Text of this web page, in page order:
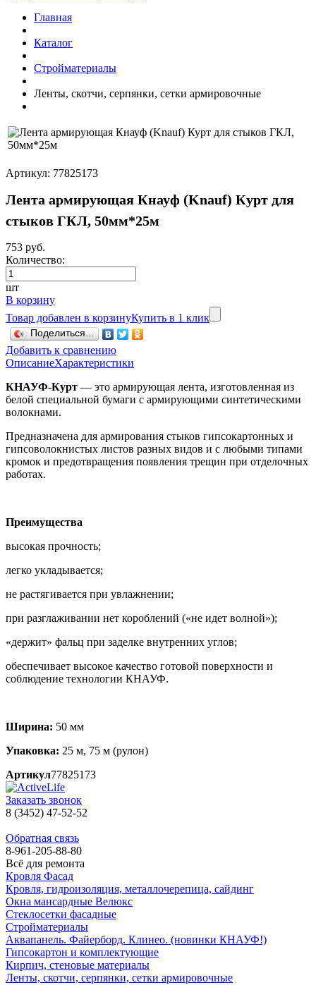
Главная
Каталог
Стройматериалы
Ленты, скотчи, серпянки, сетки армировочные
Артикул: 77825173
Лента армирующая Кнауф (Knauf) Курт для
стыков ГКЛ, 50мм*25м
753 руб.
Количество:
шт
В корзину
Товар добавлен в корзинуКупить в 1 клик
Поделиться...
Добавить к сравнению
ОписаниеХарактеристики
КНАУФ-Курт — это армирующая лента, изготовленная из
белой специальной бумаги с армирующими синтетическими
волокнами.
Предназначена для армирования стыков гипсокартонных и
гипсоволокнистых листов разных видов и с любыми типами
кромок и предотвращения появления трещин при отделочных
работах.
Преимущества
высокая прочность;
легко укладывается;
не растягивается при увлажнении;
при разглаживании нет короблений («не идет волной»);
«держит» фальц при заделке внутренних углов;
обеспечивает высокое качество готовой поверхности и
соблюдение технологии КНАУФ.
Ширина: 50 мм
Упаковка: 25 м, 75 м (рулон)
Артикул77825173
Заказать звонок
8 (3452) 47-52-52
Обратная связь
8-961-205-88-80
Всё для ремонта
Кровля Фасад
Кровля, гидроизоляция, металлочерепица, сайдинг
Окна мансардные Велюкс
Стеклосетки фасадные
Стройматериалы
Аквапанель. Файерборд. Клинео. (новинки КНАУФ!)
Гипсокартон и комплектующие
Кирпич, стеновые материалы
Ленты, скотчи, серпянки, сетки армировочные